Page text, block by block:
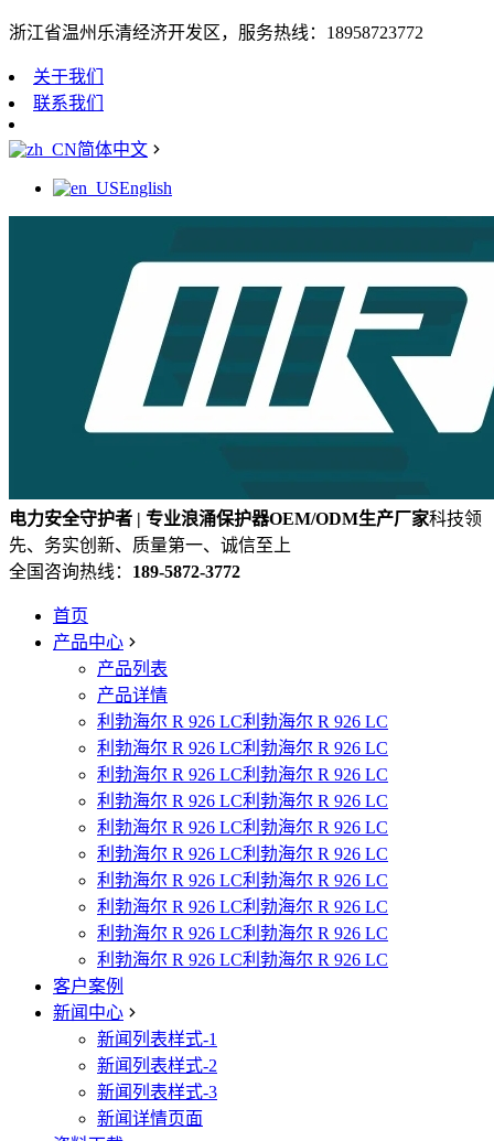
浙江省温州乐清经济开发区，服务热线：18958723772
关于我们
联系我们
简体中文
English
电力安全守护者 | 专业浪涌保护器OEM/ODM生产厂家科技领
先、务实创新、质量第一、诚信至上
全国咨询热线： 189-5872-3772
首页
产品中心
产品列表
产品详情
利勃海尔 R 926 LC利勃海尔 R 926 LC
利勃海尔 R 926 LC利勃海尔 R 926 LC
利勃海尔 R 926 LC利勃海尔 R 926 LC
利勃海尔 R 926 LC利勃海尔 R 926 LC
利勃海尔 R 926 LC利勃海尔 R 926 LC
利勃海尔 R 926 LC利勃海尔 R 926 LC
利勃海尔 R 926 LC利勃海尔 R 926 LC
利勃海尔 R 926 LC利勃海尔 R 926 LC
利勃海尔 R 926 LC利勃海尔 R 926 LC
利勃海尔 R 926 LC利勃海尔 R 926 LC
客户案例
新闻中心
新闻列表样式-1
新闻列表样式-2
新闻列表样式-3
新闻详情页面